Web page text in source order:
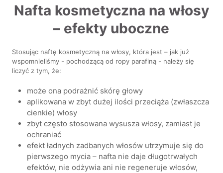
Nafta kosmetyczna na włosy
– efekty uboczne
Stosując naftę kosmetyczną na włosy, która jest – jak już
wspomnieliśmy - pochodzącą od ropy parafiną - należy się
liczyć z tym, że:
może ona podrażnić skórę głowy
aplikowana w zbyt dużej ilości przeciąża (zwłaszcza
cienkie) włosy
zbyt często stosowana wysusza włosy, zamiast je
ochraniać
efekt ładnych zadbanych włosów utrzymuje się do
pierwszego mycia – nafta nie daje długotrwałych
efektów, nie odżywia ani nie regeneruje włosów,